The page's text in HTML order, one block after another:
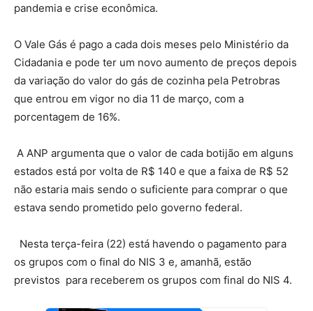
pandemia e crise econômica.
O Vale Gás é pago a cada dois meses pelo Ministério da
Cidadania e pode ter um novo aumento de preços depois
da variação do valor do gás de cozinha pela Petrobras
que entrou em vigor no dia 11 de março, com a
porcentagem de 16%.
A ANP argumenta que o valor de cada botijão em alguns
estados está por volta de R$ 140 e que a faixa de R$ 52
não estaria mais sendo o suficiente para comprar o que
estava sendo prometido pelo governo federal.
Nesta terça-feira (22) está havendo o pagamento para
os grupos com o final do NIS 3 e, amanhã, estão
previstos para receberem os grupos com final do NIS 4.